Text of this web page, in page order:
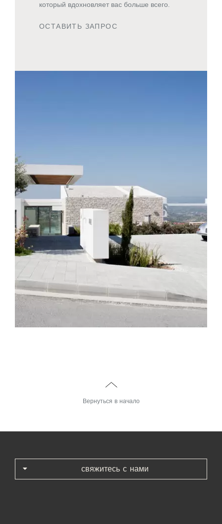
который вдохновляет вас больше всего.
ОСТАВИТЬ ЗАПРОС
Вернуться в начало
свяжитесь с нами